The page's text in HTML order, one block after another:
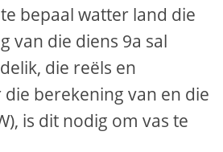
bepaal watter land die
van die diens 9a sal
die reëls en
berekening van en die
is dit nodig om vas te